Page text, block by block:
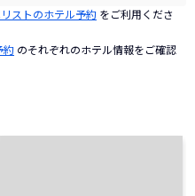
リストのホテル予約 をご利用くださ
約 のそれぞれのホテル情報をご確認